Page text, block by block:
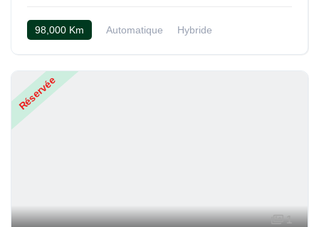
98,000 Km Automatique
Hybride
Réservée
1